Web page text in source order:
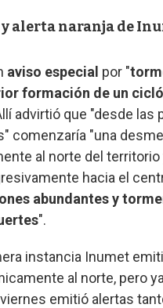
alerta naranja de
aviso especial por "
formación de un
advirtió que "desde las
comenzaría "una
al norte del territorio
hacia el
abundantes y
".
instancia Inumet
al norte, pero
emitió alertas